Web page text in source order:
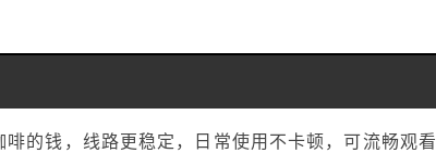
的钱，线路更稳定，日常使用不卡顿，可流畅观看